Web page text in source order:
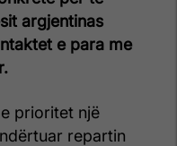
argjentinas
e para me
prioritet një
repartin